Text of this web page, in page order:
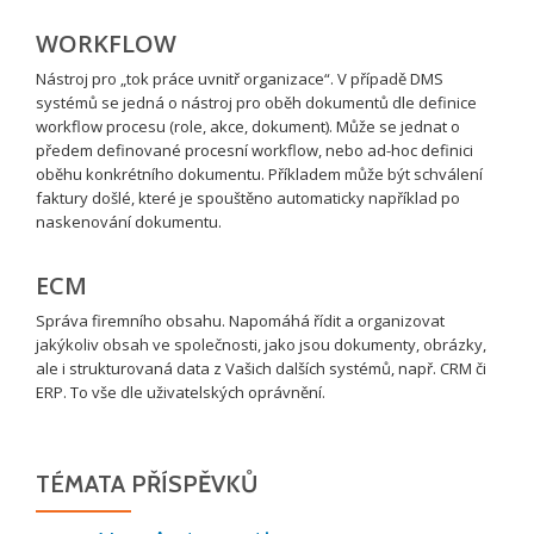
WORKFLOW
Nástroj pro „tok práce uvnitř organizace“. V případě DMS
systémů se jedná o nástroj pro oběh dokumentů dle definice
workflow procesu (role, akce, dokument). Může se jednat o
předem definované procesní workflow, nebo ad-hoc definici
oběhu konkrétního dokumentu. Příkladem může být schválení
faktury došlé, které je spouštěno automaticky například po
naskenování dokumentu.
ECM
Správa firemního obsahu. Napomáhá řídit a organizovat
jakýkoliv obsah ve společnosti, jako jsou dokumenty, obrázky,
ale i strukturovaná data z Vašich dalších systémů, např. CRM či
ERP. To vše dle uživatelských oprávnění.
TÉMATA PŘÍSPĚVKŮ